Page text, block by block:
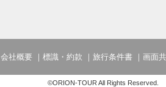
会社概要 標識・約款 旅行条件書 画面
©ORION-TOUR All Rights Reserved.